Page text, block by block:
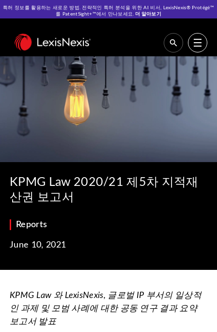
특허 정보를 활용하는 새로운 방법. 전략적인 특허 분석을 위한 AI 비서, LexisNexis® Protégé™
를 PatentSight+™에서 만나보세요. 더 알아보기
Home>Resources>Reports>KPMG Law 2020/21 제5차 지적재산권 보
KPMG Law 2020/21 제5차 지적재
산권 보고서
Reports
June 10, 2021
KPMG Law 와LexisNexis, 글로벌 IP 부서의 일상적
인 과제 및 모범 사례에 대한 공동 연구 결과 요약
보고서 발표